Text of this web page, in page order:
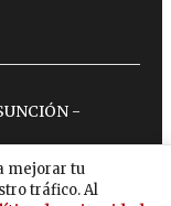
mejorar tu
tráfico. Al
-